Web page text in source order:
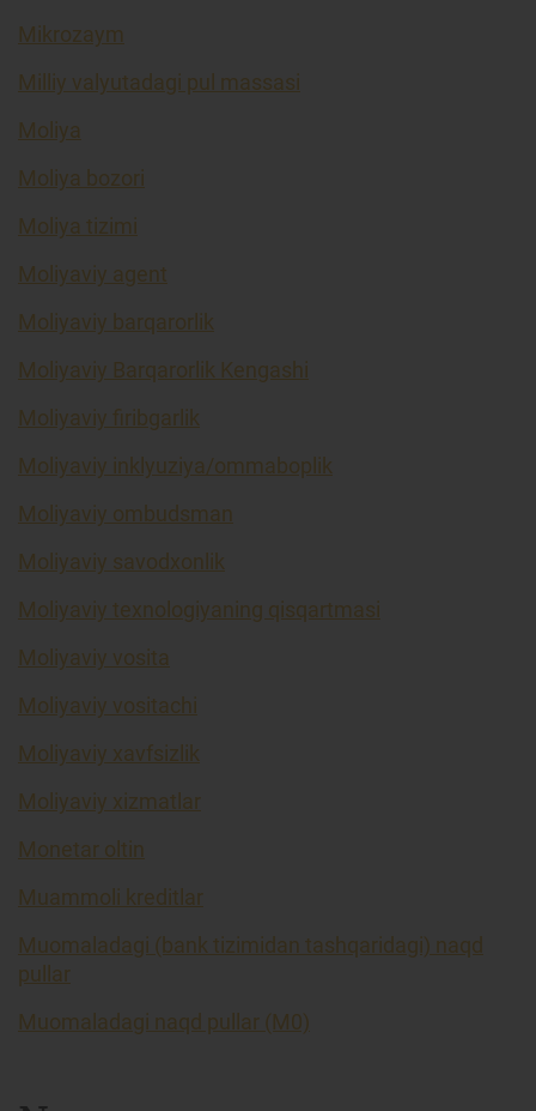
Mikrozaym
Milliy valyutadagi pul massasi
Moliya
Moliya bozori
Moliya tizimi
Moliyaviy agent
Moliyaviy barqarorlik
Moliyaviy Barqarorlik Kengashi
Moliyaviy firibgarlik
Moliyaviy inklyuziya/ommaboplik
Moliyaviy ombudsman
Moliyaviy savodxonlik
Moliyaviy texnologiyaning qisqartmasi
Moliyaviy vosita
Moliyaviy vositachi
Moliyaviy xavfsizlik
Moliyaviy xizmatlar
Monetar oltin
Muammoli kreditlar
Muomaladagi (bank tizimidan tashqaridagi) naqd
pullar
Muomaladagi naqd pullar (M0)